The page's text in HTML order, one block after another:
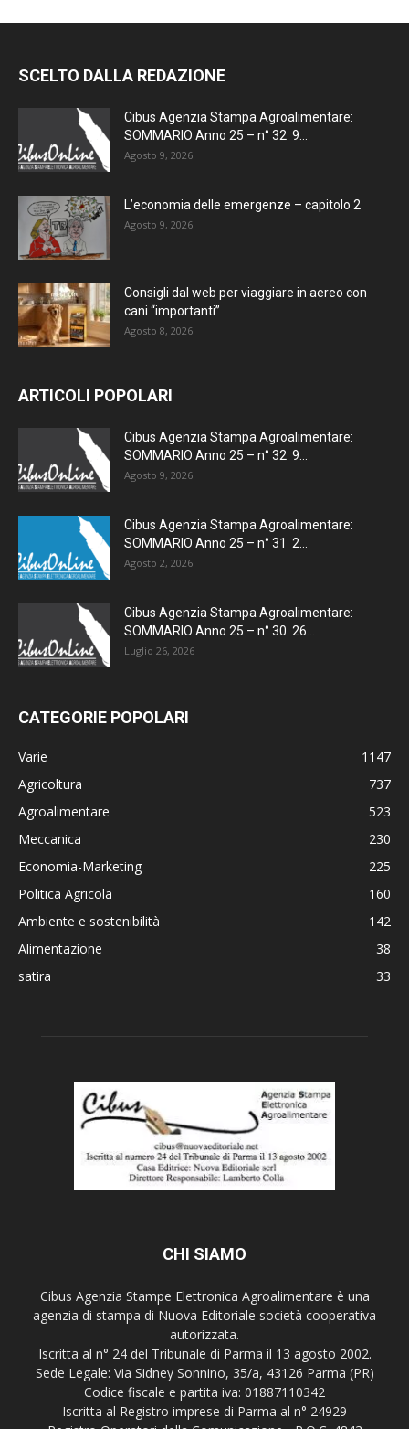
SCELTO DALLA REDAZIONE
Cibus Agenzia Stampa Agroalimentare:
SOMMARIO Anno 25 – n° 32 9...
Agosto 9, 2026
L’economia delle emergenze – capitolo 2
Agosto 9, 2026
Consigli dal web per viaggiare in aereo con
cani “importanti”
Agosto 8, 2026
ARTICOLI POPOLARI
Cibus Agenzia Stampa Agroalimentare:
SOMMARIO Anno 25 – n° 32 9...
Agosto 9, 2026
Cibus Agenzia Stampa Agroalimentare:
SOMMARIO Anno 25 – n° 31 2...
Agosto 2, 2026
Cibus Agenzia Stampa Agroalimentare:
SOMMARIO Anno 25 – n° 30 26...
Luglio 26, 2026
CATEGORIE POPOLARI
Varie
1147
Agricoltura
737
Agroalimentare
523
Meccanica
230
Economia-Marketing
225
Politica Agricola
160
Ambiente e sostenibilità
142
Alimentazione
38
satira
33
CHI SIAMO
Cibus Agenzia Stampe Elettronica Agroalimentare è una
agenzia di stampa di Nuova Editoriale società cooperativa
autorizzata.
Iscritta al n° 24 del Tribunale di Parma il 13 agosto 2002.
Sede Legale: Via Sidney Sonnino, 35/a, 43126 Parma (PR)
Codice fiscale e partita iva: 01887110342
Iscritta al Registro imprese di Parma al n° 24929